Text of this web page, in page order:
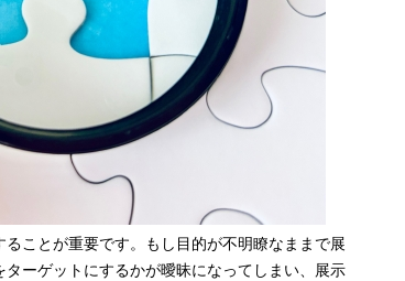
ことが重要です。もし目的が不明瞭なままで展
ーゲットにするかが曖昧になってしまい、展示